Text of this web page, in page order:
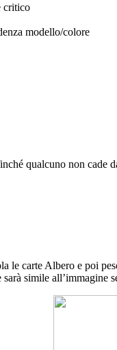
critico
modello/colore
qualcuno non cade
le carte Albero e poi
simile all’immagine